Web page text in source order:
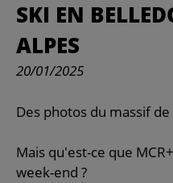
SKI EN
ALPES
20/01/2025
Des photos du massif
Mais qu'est-ce que
week-end ?